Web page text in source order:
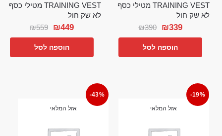
TRAINING VEST מטילי כסף
לא שק חול
₪390 ₪339
הוספה לסל
TRAINING VEST מטילי כסף
לא שק חול
₪559 ₪449
הוספה לסל
-19%
אזל המלאי
-43%
אזל המלאי